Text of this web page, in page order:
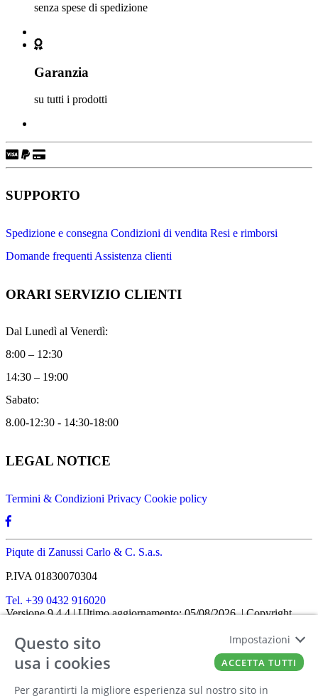
senza spese di spedizione
Garanzia
su tutti i prodotti
SUPPORTO
Spedizione e consegna Condizioni di vendita Resi e rimborsi
Domande frequenti Assistenza clienti
ORARI SERVIZIO CLIENTI
Dal Lunedì al Venerdì:
8:00 – 12:30
14:30 – 19:00
Sabato:
8.00-12:30 - 14:30-18:00
LEGAL NOTICE
Termini & Condizioni Privacy Cookie policy
Piqute di Zanussi Carlo & C. S.a.s.
P.IVA 01830070304
Tel. +39 0432 916020
Versione 9.4.4 | Ultimo aggiornamento: 05/08/2026 | Copyright
Home| Chi siamo| Approfondimenti
FATTO CON IL
DA EUROBUSINESS
Ciao! Stai usando un browser non più
Questo sito
usa i cookies
Per garantirti la migliore esperienza sul nostro sito in
Impostazioni
ACCETTA TUTTI